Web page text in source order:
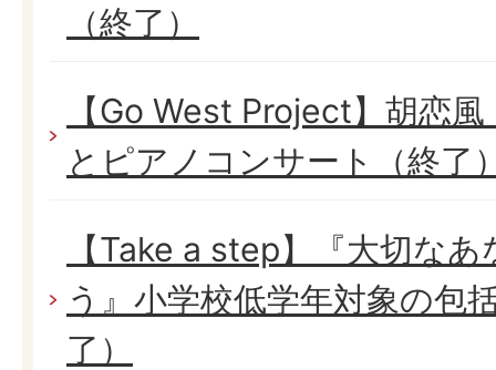
（終了）
【Go West Project】胡恋
とピアノコンサート（終了
【Take a step】『大切な
う』小学校低学年対象の包
了）